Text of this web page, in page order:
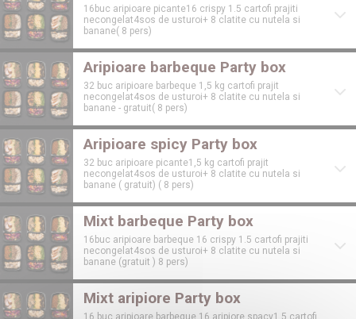
16buc aripioare picante16 crispy 1.5 cartofi prajiti
necongelat4sos de usturoi+ 8 clatite cu nutela si
banane( 8 pers)
Aripioare barbeque Party box
32 buc aripioare barbeque 1,5 kg cartofi prajit
necongelat4sos de usturoi+ 8 clatite cu nutela si
banane - gratuit( 8 pers)
Aripioare spicy Party box
32 buc aripioare picante1,5 kg cartofi prajit
necongelat4sos de usturoi+ 8 clatite cu nutela si
banane ( gratuit) ( 8 pers)
Mixt barbeque Party box
16buc aripioare barbeque 16 crispy 1.5 cartofi prajiti
necongelat4sos de usturoi+ 8 clatite cu nutela si
banane (gratuit ) 8 pers)
Mixt aripiore Party box
16 buc aripioare barbeque 16 aripiore spacy1.5 cartofi